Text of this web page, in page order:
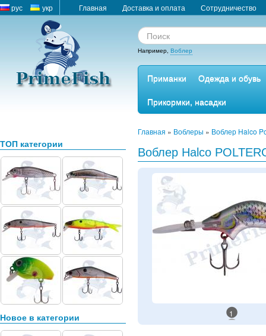
рус укр Главная Доставка и оплата Сотрудничество
Например, Воблер
Приманки
Одежда и обувь
Прикормки, насадки
ТОП категории
Новое в категории
Главная » Воблеры » Воблер Halco
Воблер Halco
1